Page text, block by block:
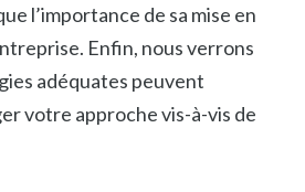
l’importance de sa mise en
Enfin, nous verrons
adéquates peuvent
votre approche vis-à-vis de